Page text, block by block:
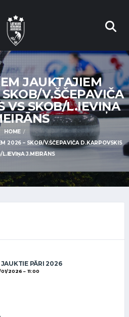
JAUKTAJIEM
V.ŠČEPAVIČA
VS SKOB/L.IEVIŅA
HOME
2026 – SKOB/V.ŠČEPAVIČA D.KARPOVSKIS
L.IEVIŅA J.MEIRĀNS
PĀRI 2026
2026 11:00